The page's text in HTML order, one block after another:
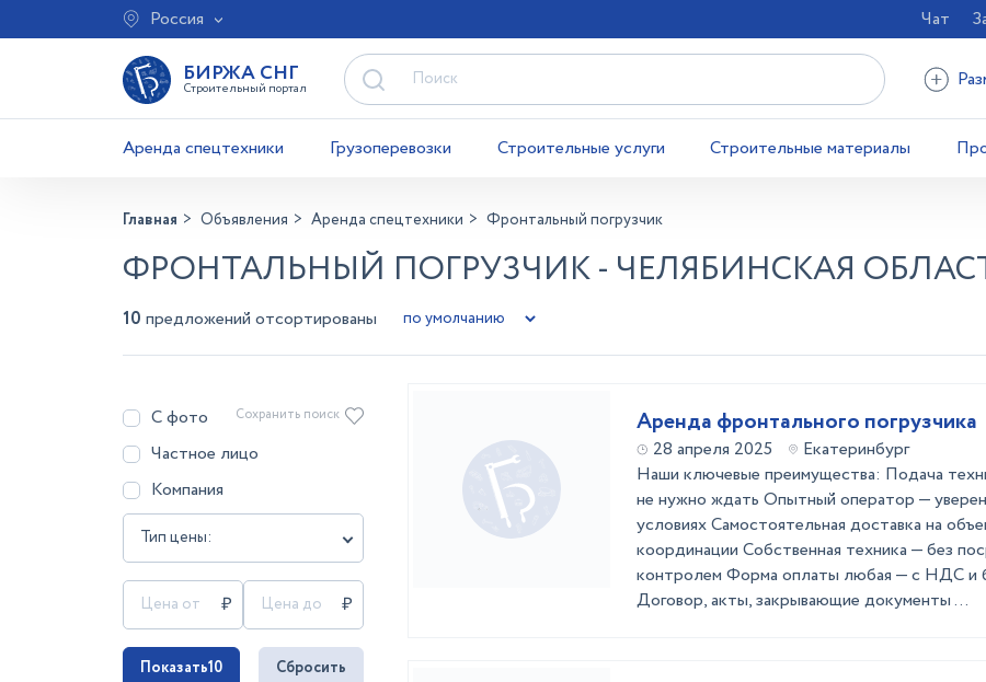
Россия Чат
БИРЖА СНГ
Строительный портал
Аренда спецтехники Грузоперевозки Строительные услуги Строительные материалы
Главная Объявления Аренда спецтехники Фронтальный погрузчик
ФРОНТАЛЬНЫЙ ПОГРУЗЧИК - ЧЕЛЯБИНСКАЯ
10 предложений отсортированы
С фото
Частное лицо
Компания
Тип цены:
Сохранить поиск
Показать10 Сбросить
Аренда фронтального погрузчика
28 апреля 2025
Екатеринбург
Наши ключевые преимущества: Подача
не нужно ждать Опытный оператор —
условиях Самостоятельная доставка на
координации Собственная техника — без
контролем Форма оплаты любая — с НДС и
Договор, акты, закрывающие документы ...